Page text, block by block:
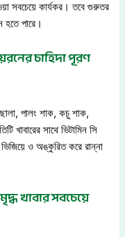
সবচেয়ে কার্যকর। তবে গুরুতর
হতে পারে।
চাহিদা পূরণ
পালং শাক, কচু শাক,
খাবারের সাথে ভিটামিন সি
ও অঙ্কুরিত করে রান্না
খাবার সবচেয়ে